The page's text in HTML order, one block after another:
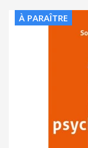
À PARAÎTRE